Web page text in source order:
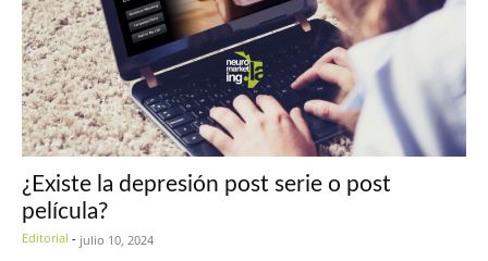
¿Existe la depresión post serie o post
película?
Editorial - julio 10, 2024